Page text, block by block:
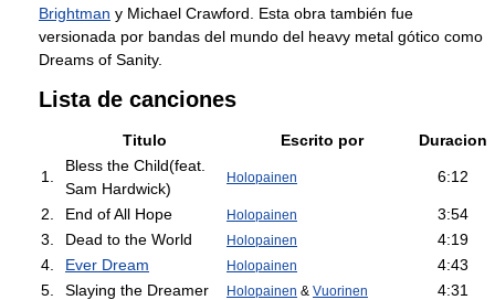
Brightman y Michael Crawford. Esta obra también fue
versionada por bandas del mundo del heavy metal gótico como
Dreams of Sanity.
Lista de canciones
Titulo Escrito por Duracion
1.
Bless the Child(feat.
Sam Hardwick)
Holopainen 6:12
2. End of All Hope Holopainen
3:54
3.
Dead to the World Holopainen
4:19
4.
Ever Dream Holopainen
4:43
5.
Slaying the Dreamer Holopainen & Vuorinen
4:31